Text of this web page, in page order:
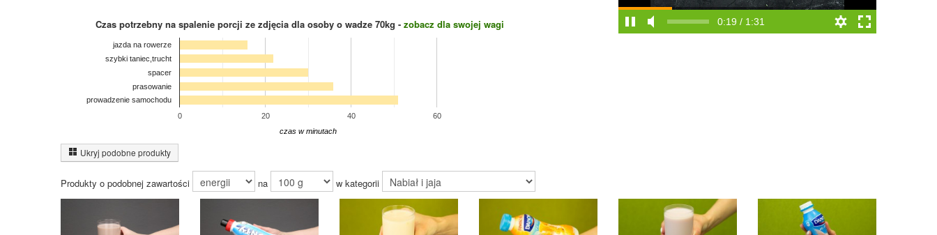
Czas potrzebny na spalenie porcji ze zdjęcia dla osoby o wadze 70kg - zobacz dla swojej wagi
0 20 40 60
jazda na rowerze
szybki taniec,trucht
spacer
prasowanie
prowadzenie samochodu
czas w minutach
0:19 / 1:31
Ukryj podobne produkty
Produkty o podobnej zawartości na w kategorii